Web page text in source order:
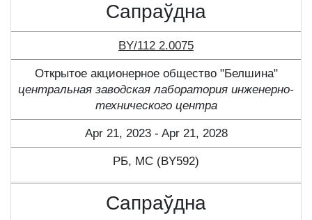
Сапраўдна
BY/112 2.0075
Открытое акционерное общество "Белшина"
центральная заводская лаборатория инженерно-
технического центра
Apr 21, 2023 - Apr 21, 2028
РБ, МС (BY592)
Сапраўдна